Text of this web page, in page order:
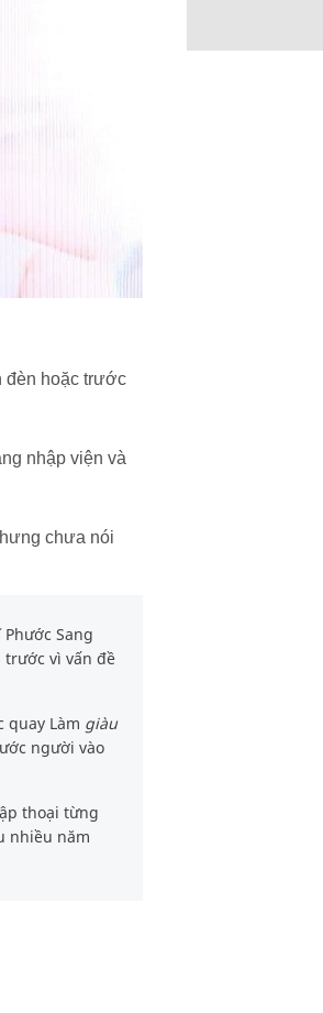
đèn hoặc trước
nhập viện và
chưa nói
Sang
trước vì vấn đề
quay Làm giàu
người vào
thoại từng
nhiều năm